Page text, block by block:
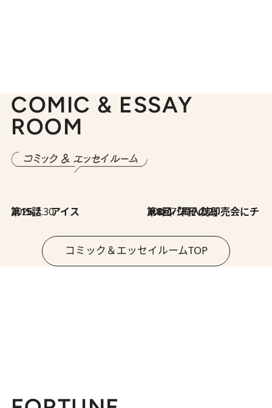
COMIC & ESSAY
ROOM
2026.7.30
第15話 アイス 2026.7.30
第8回「同人誌即売会にチャレンジ その2」
コミック＆エッセイルームTOP